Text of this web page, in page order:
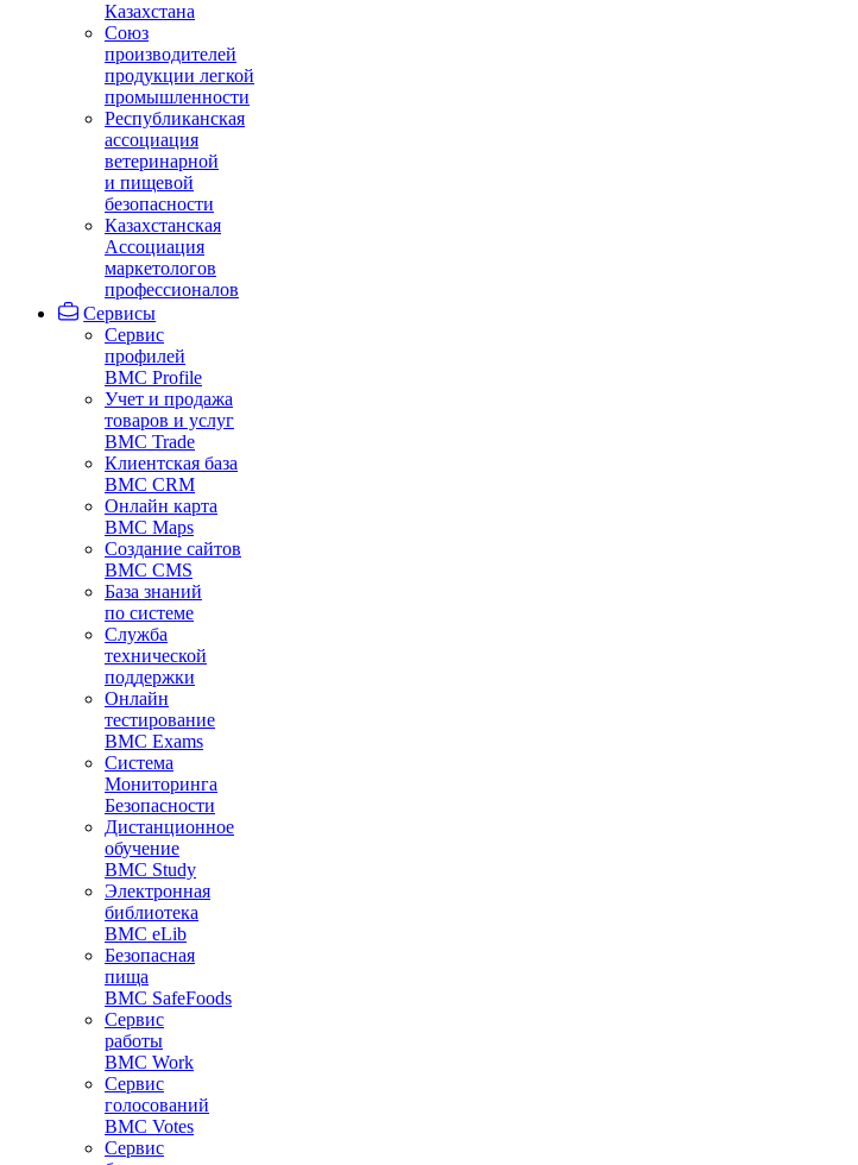
Казахстана
Союз
производителей
продукции легкой
промышленности
Республиканская
ассоциация
ветеринарной
и пищевой
безопасности
Казахстанская
Ассоциация
маркетологов
профессионалов
Сервисы
Сервис
профилей
BMC Profile
Учет и продажа
товаров и услуг
BMC Trade
Клиентская база
BMC CRM
Онлайн карта
BMC Maps
Создание сайтов
BMC CMS
База знаний
по системе
Служба
технической
поддержки
Онлайн
тестирование
BMC Exams
Система
Мониторинга
Безопасности
Дистанционное
обучение
BMC Study
Электронная
библиотека
BMC eLib
Безопасная
пища
BMC SafeFoods
Сервис
работы
BMC Work
Сервис
голосований
BMC Votes
Сервис